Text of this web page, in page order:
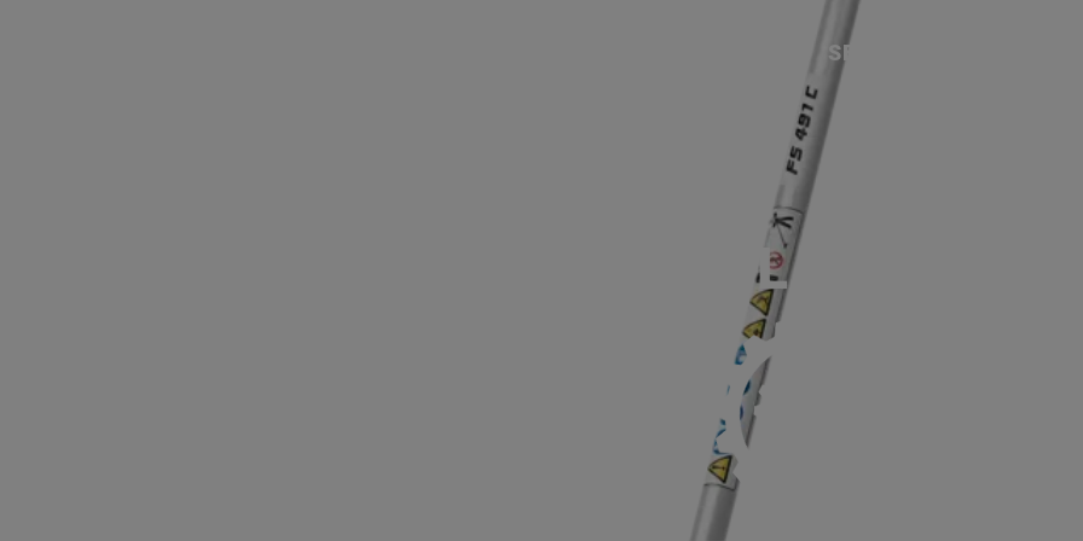
SERVICES
FS 491 C-EM L,